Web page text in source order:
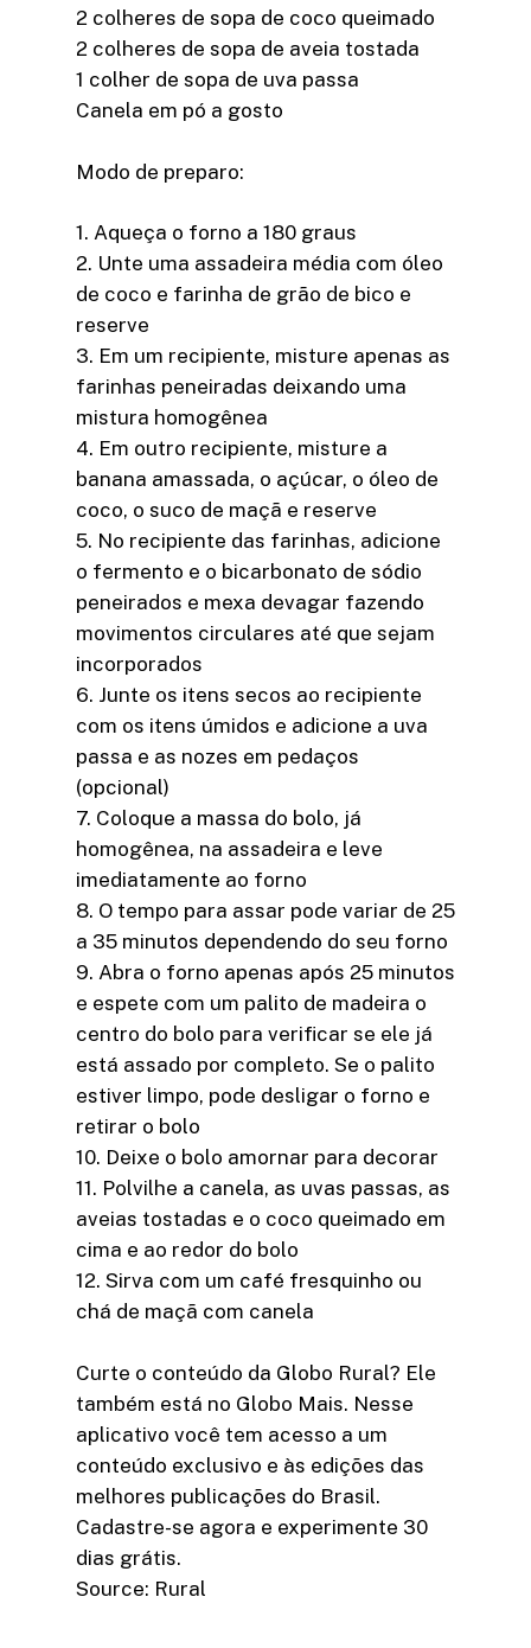
2 colheres de sopa de coco queimado
2 colheres de sopa de aveia tostada
1 colher de sopa de uva passa
Canela em pó a gosto
Modo de preparo:
1. Aqueça o forno a 180 graus
2. Unte uma assadeira média com óleo
de coco e farinha de grão de bico e
reserve
3. Em um recipiente, misture apenas as
farinhas peneiradas deixando uma
mistura homogênea
4. Em outro recipiente, misture a
banana amassada, o açúcar, o óleo de
coco, o suco de maçã e reserve
5. No recipiente das farinhas, adicione
o fermento e o bicarbonato de sódio
peneirados e mexa devagar fazendo
movimentos circulares até que sejam
incorporados
6. Junte os itens secos ao recipiente
com os itens úmidos e adicione a uva
passa e as nozes em pedaços
(opcional)
7. Coloque a massa do bolo, já
homogênea, na assadeira e leve
imediatamente ao forno
8. O tempo para assar pode variar de 25
a 35 minutos dependendo do seu forno
9. Abra o forno apenas após 25 minutos
e espete com um palito de madeira o
centro do bolo para verificar se ele já
está assado por completo. Se o palito
estiver limpo, pode desligar o forno e
retirar o bolo
10. Deixe o bolo amornar para decorar
11. Polvilhe a canela, as uvas passas, as
aveias tostadas e o coco queimado em
cima e ao redor do bolo
12. Sirva com um café fresquinho ou
chá de maçã com canela
Curte o conteúdo da Globo Rural? Ele
também está no Globo Mais. Nesse
aplicativo você tem acesso a um
conteúdo exclusivo e às edições das
melhores publicações do Brasil.
Cadastre-se agora e experimente 30
dias grátis.
Source: Rural